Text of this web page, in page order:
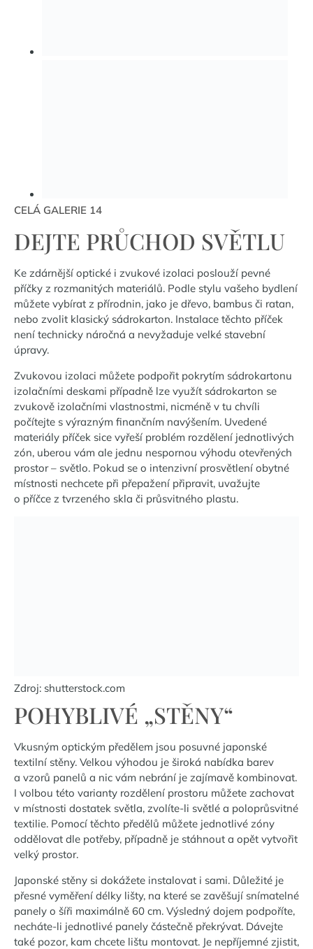
CELÁ GALERIE 14
DEJTE PRŮCHOD SVĚTLU
Ke zdárnější optické i zvukové izolaci poslouží pevné
příčky z rozmanitých materiálů. Podle stylu vašeho bydlení
můžete vybírat z přírodnin, jako je dřevo, bambus či ratan,
nebo zvolit klasický sádrokarton. Instalace těchto příček
není technicky náročná a nevyžaduje velké stavební
úpravy.
Zvukovou izolaci můžete podpořit pokrytím sádrokartonu
izolačními deskami případně lze využít sádrokarton se
zvukově izolačními vlastnostmi, nicméně v tu chvíli
počítejte s výrazným finančním navýšením. Uvedené
materiály příček sice vyřeší problém rozdělení jednotlivých
zón, uberou vám ale jednu nespornou výhodu otevřených
prostor – světlo. Pokud se o intenzivní prosvětlení obytné
místnosti nechcete při přepažení připravit, uvažujte
o příčce z tvrzeného skla či průsvitného plastu.
Zdroj: shutterstock.com
POHYBLIVÉ „STĚNY“
Vkusným optickým předělem jsou posuvné japonské
textilní stěny. Velkou výhodou je široká nabídka barev
a vzorů panelů a nic vám nebrání je zajímavě kombinovat.
I volbou této varianty rozdělení prostoru můžete zachovat
v místnosti dostatek světla, zvolíte-li světlé a poloprůsvitné
textilie. Pomocí těchto předělů můžete jednotlivé zóny
oddělovat dle potřeby, případně je stáhnout a opět vytvořit
velký prostor.
Japonské stěny si dokážete instalovat i sami. Důležité je
přesné vyměření délky lišty, na které se zavěšují snímatelné
panely o šíři maximálně 60 cm. Výsledný dojem podpoříte,
necháte-li jednotlivé panely částečně překrývat. Dávejte
také pozor, kam chcete lištu montovat. Je nepříjemné zjistit,